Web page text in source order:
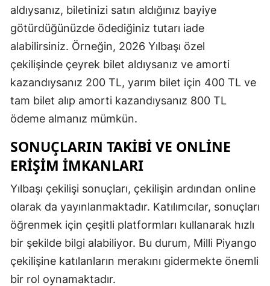
Sakarya
Sinop
Tekirdağ
Tokat
Trabzon
Tunceli
aldıysanız, biletinizi satın aldığınız bayiye
götürdüğünüzde ödediğiniz tutarı iade
alabilirsiniz. Örneğin, 2026 Yılbaşı özel
çekilişinde çeyrek bilet aldıysanız ve amorti
kazandıysanız 200 TL, yarım bilet için 400 TL ve
tam bilet alıp amorti kazandıysanız 800 TL
ödeme almanız mümkün.
SONUÇLARIN TAKIBI VE ONLINE
ERIŞIM İMKANLARI
Yılbaşı çekilişi sonuçları, çekilişin ardından online
olarak da yayınlanmaktadır. Katılımcılar, sonuçları
öğrenmek için çeşitli platformları kullanarak hızlı
bir şekilde bilgi alabiliyor. Bu durum, Milli Piyango
çekilişine katılanların merakını gidermekte önemli
bir rol oynamaktadır.